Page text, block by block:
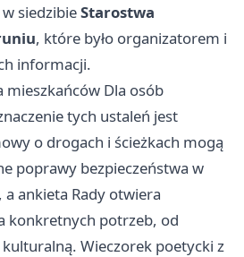
siedzibieStarostwa
, które było organizatorem i
informacji.
mieszkańców Dla osób
tych ustaleń jest
o drogach i ścieżkach mogą
poprawy bezpieczeństwa w
ankieta Rady otwiera
konkretnych potrzeb, od
Wieczorek poetycki z